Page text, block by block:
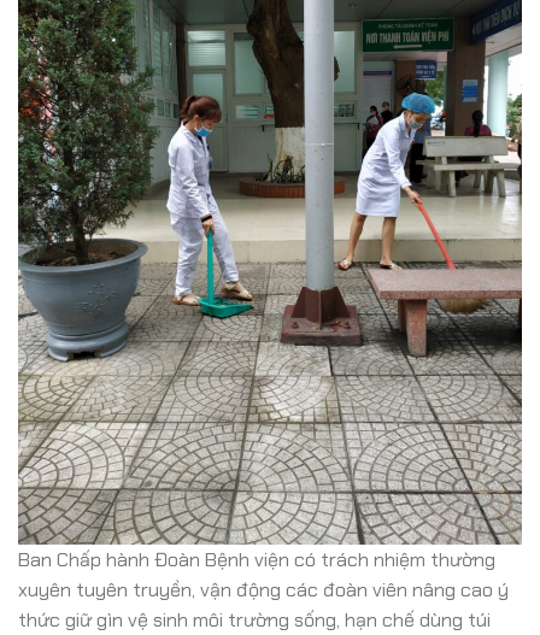
Ban Chấp hành Đoàn Bệnh viện có trách nhiệm thường
xuyên tuyên truyền, vận động các đoàn viên nâng cao ý
thức giữ gìn vệ sinh môi trường sống, hạn chế dùng túi